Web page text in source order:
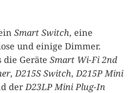
Smart Switch, eine
und einige Dimmer.
Geräte Smart Wi-Fi 2nd
, D215S Switch, D215P Mini
der D23LP Mini Plug-In